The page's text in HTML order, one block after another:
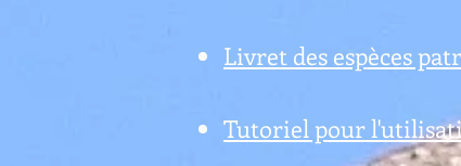
Livret des espèces
Tutoriel pour